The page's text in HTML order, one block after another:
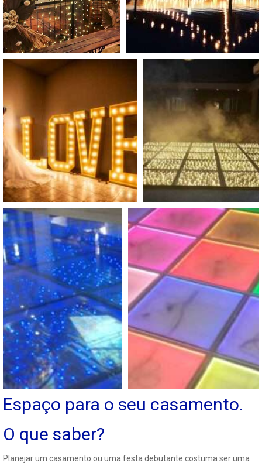
Espaço para o seu casamento.
O que saber?
Planejar um casamento ou uma festa debutante costuma ser uma